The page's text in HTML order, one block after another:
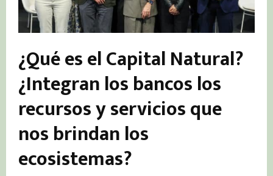
¿Qué es el Capital Natural?
¿Integran los bancos los
recursos y servicios que
nos brindan los
ecosistemas?